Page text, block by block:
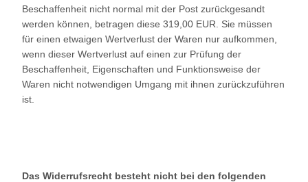
Beschaffenheit nicht normal mit der Post zurückgesandt
werden können, betragen diese 319,00 EUR. Sie müssen
für einen etwaigen Wertverlust der Waren nur aufkommen,
wenn dieser Wertverlust auf einen zur Prüfung der
Beschaffenheit, Eigenschaften und Funktionsweise der
Waren nicht notwendigen Umgang mit ihnen zurückzuführen
ist.
Das Widerrufsrecht besteht nicht bei den folgenden